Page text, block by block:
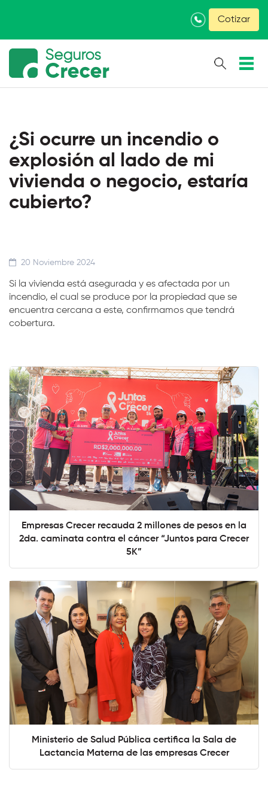
Cotizar
×
¿Si ocurre un incendio o
explosión al lado de mi
vivienda o negocio, estaría
cubierto?
20 Noviembre 2024
Si la vivienda está asegurada y es afectada por un
incendio, el cual se produce por la propiedad que se
encuentra cercana a este, confirmamos que tendrá
cobertura.
Empresas Crecer recauda 2 millones de pesos en la
2da. caminata contra el cáncer “Juntos para Crecer
5K”
Ministerio de Salud Pública certifica la Sala de
Lactancia Materna de las empresas Crecer